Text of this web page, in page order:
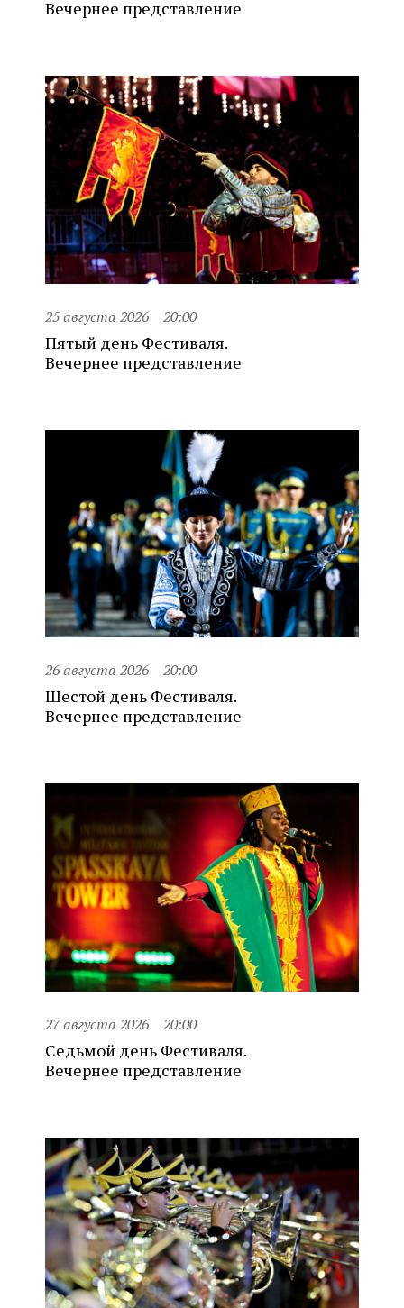
Вечернее представление
25 августа 2026 20:00
Пятый день Фестиваля.
Вечернее представление
26 августа 2026 20:00
Шестой день Фестиваля.
Вечернее представление
27 августа 2026 20:00
Седьмой день Фестиваля.
Вечернее представление